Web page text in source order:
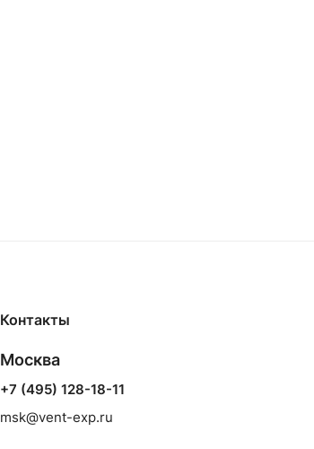
Контакты
Москва
+7 (495) 128-18-11
msk@vent-exp.ru